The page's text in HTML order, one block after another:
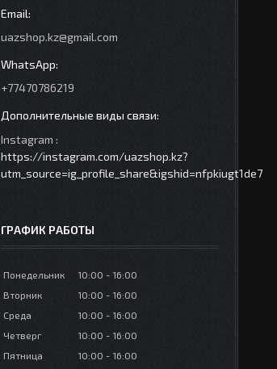
uazshop.kz@gmail.com
+77470786219
Instagram
https://instagram.com/uazshop.kz?
utm_source=ig_profile_share&igshid=nfpkiugt1de7
ГРАФИК РАБОТЫ
Понедельник 10:00
16:00
Вторник
10:00
16:00
Среда
10:00
16:00
Четверг
10:00
16:00
Пятница
10:00 16:00